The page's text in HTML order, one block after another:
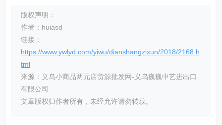
版权声明：
作者：huiasd
链接：
https://www.ywlyd.com/yiwu/dianshangzixun/2018/2168.h
tml
来源：义乌小商品两元店货源批发网-义乌巍巍中艺进出口
有限公司
文章版权归作者所有，未经允许请勿转载。